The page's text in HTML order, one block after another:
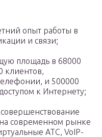
опыт работы в
и связи;
площадь в 68000
клиентов,
и 500000
к Интернету;
современном рынке
АТС, VoIP-